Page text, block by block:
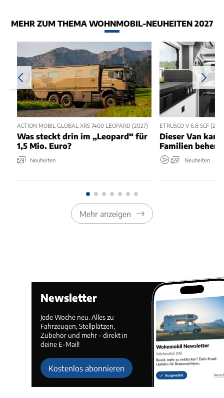
MEHR ZUM THEMA WOHNMOBIL-NEUHEITEN 2027
ACTION MOBIL GLOBAL XRS 7400 LEOPARD (2027)
Was steckt drin im „Leopard“ für
1,5 Mio. Euro?
Neuheiten
ETRUSCO V 6.8 SCF
Dieser Van
Familien
Neuheiten
Mehr anzeigen
Newsletter
Jede Woche neu. Alles zu
Fahrzeugen, Stellplätzen,
Zubehör und mehr – direkt in
deine E-Mail!
Kostenlos abonnieren